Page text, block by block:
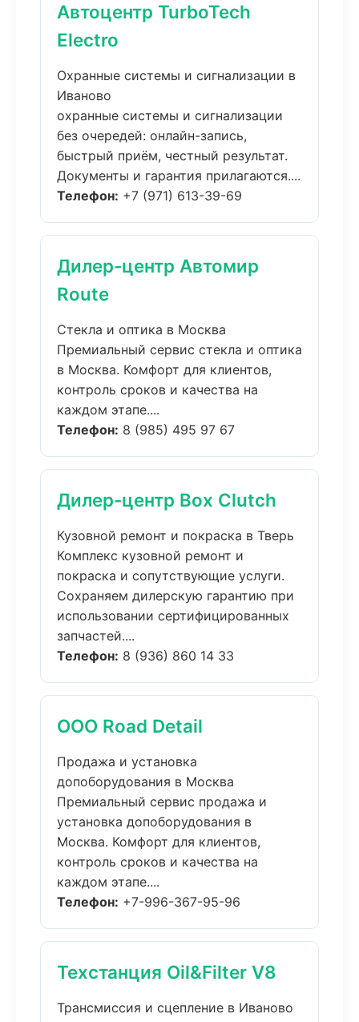
Автоцентр TurboTech
Electro
Охранные системы и сигнализации в
Иваново
охранные системы и сигнализации
без очередей: онлайн-запись,
быстрый приём, честный результат.
Документы и гарантия прилагаются....
Телефон: +7 (971) 613-39-69
Дилер-центр Автомир
Route
Стекла и оптика в Москва
Премиальный сервис стекла и оптика
в Москва. Комфорт для клиентов,
контроль сроков и качества на
каждом этапе....
Телефон: 8 (985) 495 97 67
Дилер-центр Box Clutch
Кузовной ремонт и покраска в Тверь
Комплекс кузовной ремонт и
покраска и сопутствующие услуги.
Сохраняем дилерскую гарантию при
использовании сертифицированных
запчастей....
Телефон: 8 (936) 860 14 33
ООО Road Detail
Продажа и установка
допоборудования в Москва
Премиальный сервис продажа и
установка допоборудования в
Москва. Комфорт для клиентов,
контроль сроков и качества на
каждом этапе....
Телефон: +7-996-367-95-96
Техстанция Oil&Filter V8
Трансмиссия и сцепление в Иваново